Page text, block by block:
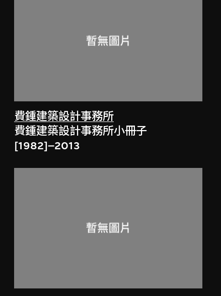
費鍾建築設計事務所
費鍾建築設計事務所小冊子
[1982]–2013